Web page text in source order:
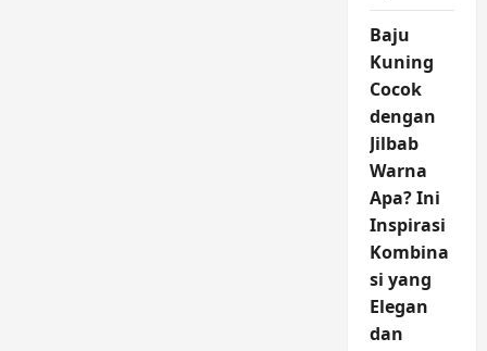
Baju
Kuning
Cocok
dengan
Jilbab
Warna
Apa? Ini
Inspirasi
Kombina
si yang
Elegan
dan